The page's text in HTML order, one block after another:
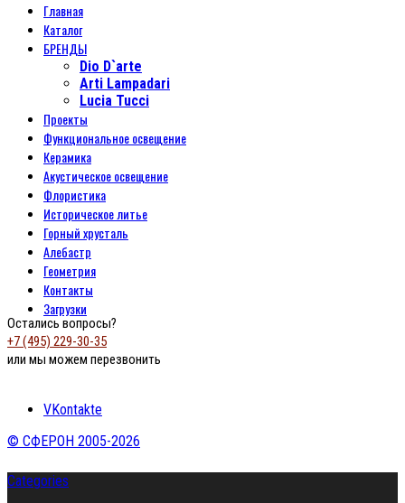
Главная
Каталог
БРЕНДЫ
Dio D`arte
Arti Lampadari
Lucia Tucci
Проекты
Функциональное освещение
Керамика
Акустическое освещение
Флористика
Историческое литье
Горный хрусталь
Алебастр
Геометрия
Контакты
Загрузки
Остались вопросы?
+7 (495) 229-30-35
или мы можем перезвонить
VKontakte
© СФЕРОН 2005-2026
Categories